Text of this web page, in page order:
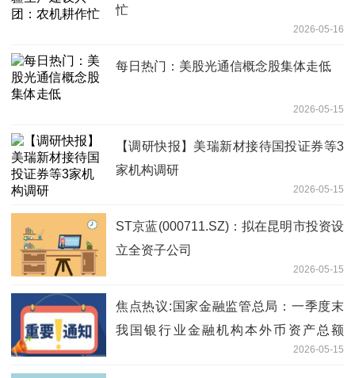
忙
2026-05-16
每日热门：美股光通信概念股集体走低
2026-05-15
【调研快报】美瑞新材接待国投证券等3
家机构调研
2026-05-15
ST京蓝(000711.SZ)：拟在昆明市投资设
立全资子公司
2026-05-15
焦点热议:国家金融监管总局：一季度末
我国银行业金融机构本外币资产总额
2026-05-15